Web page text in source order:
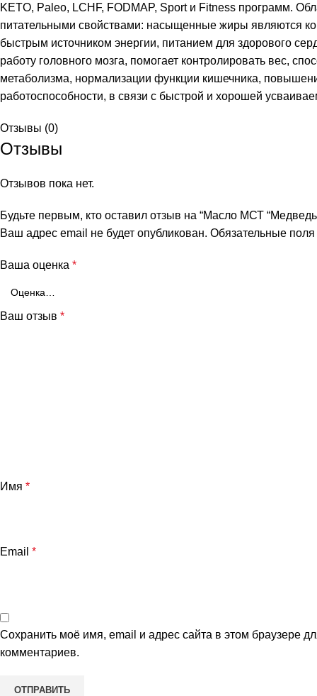
KETO, Paleo, LCHF, FODMAP, Sport и Fitness программ.
питательными свойствами: насыщенные жиры являются
быстрым источником энергии, питанием для здорового
работу головного мозга, помогает контролировать вес,
метаболизма, нормализации функции кишечника,
работоспособности, в связи с быстрой и хорошей
Отзывы (0)
Отзывы
Отзывов пока нет.
Будьте первым, кто оставил отзыв на “Масло МСТ
Ваш адрес email не будет опубликован. Обязательные
Ваша оценка *
Ваш отзыв *
Имя *
Email *
Сохранить моё имя, email и адрес сайта в этом браузере
комментариев.